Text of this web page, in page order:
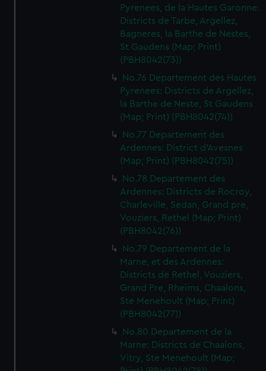
Pyrenees, de la Hautes Garonne:
Districts de Tarbe, Argellez,
Bagneres, la Barthe de Nestes,
St Gaudens (Map; Print)
(PBH8042(73))
No.76 Departement des Hautes
Pyrenees: Districts de Argellez,
la Barthe de Neste, St Gaudens
(Map; Print) (PBH8042(74))
No.77 Departement des
Ardennes: District d'Avesnes
(Map; Print) (PBH8042(75))
No.78 Departement des
Ardennes: Districts de Rocroy,
Charleville, Sedan, Grand pre,
Vouziers, Rethel (Map; Print)
(PBH8042(76))
No.79 Departement de la
Marne, et des Ardennes:
Districts de Rethel, Vouziers,
Grand Pre, Rheims, Chaalons,
Ste Menehoult (Map; Print)
(PBH8042(77))
No.80 Departement de la
Marne: Districts de Chaalons,
Vitry, Ste Menehoult (Map;